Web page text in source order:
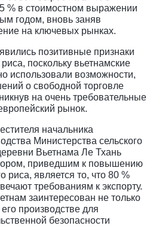
% в стоимостном выражении
годом, вновь заняв
на ключевых рынках.
позитивные признаки
поскольку вьетнамские
использовали возможности,
о свободной торговле
на очень требовательные
рынок.
начальника
Министерства сельского
Вьетнама Ле Тхань
приведшим к повышению
риса, является то, что 80 %
требованиям к экспорту.
заинтересован не только
производстве для
безопасности